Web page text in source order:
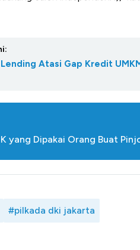
Atasi Gap Kredit
yang Dipakai Orang Buat
#pilkada dki jakarta